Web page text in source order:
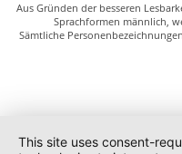
Aus Gründen der besseren
Sprachformen männlich,
Sämtliche
This site uses consent-